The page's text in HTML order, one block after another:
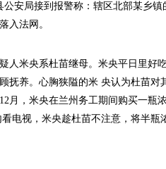
安局接到报警称：辖区北部某乡镇
入法网。
米央系杜苗继母。米央平日里好
抚养。心胸狭隘的米 央认为杜苗对
月，米央在兰州务工期间购买一瓶
电视，米央趁杜苗不注意，将半瓶